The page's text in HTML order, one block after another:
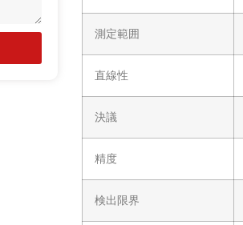
測定範囲
直線性
決議
精度
検出限界